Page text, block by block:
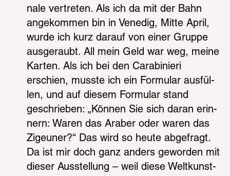
nale vertre­ten. Als ich da mit der Bahn
ange­kom­men bin in Vene­dig, Mitte April,
wurde ich kurz darauf von einer Gruppe
ausge­raubt. All mein Geld war weg, meine
Karten. Als ich bei den Cara­bi­nieri
erschien, musste ich ein Formu­lar ausfül­
len, und auf diesem Formu­lar stand
geschrie­ben: „Können Sie sich daran erin­
nern: Waren das Araber oder waren das
Zigeu­ner?“ Das wird so heute abge­fragt.
Da ist mir doch ganz anders gewor­den mit
dieser Ausstel­lung – weil diese Welt­kunst­